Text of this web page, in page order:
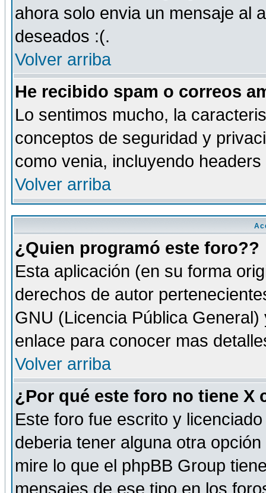
ahora solo envia un mensaje al
deseados :(.
Volver arriba
He recibido spam o correos
Lo sentimos mucho, la
conceptos de seguridad y
como venia, incluyendo
Volver arriba
¿Quien programó este foro??
Esta aplicación (en su forma
derechos de autor
GNU (Licencia Pública
enlace para conocer mas
Volver arriba
¿Por qué este foro no tiene X
Este foro fue escrito y
deberia tener alguna otra
mire lo que el phpBB Group
mensajes de ese tipo en los